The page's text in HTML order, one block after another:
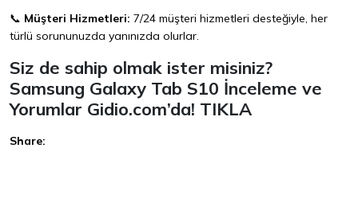
📞 Müşteri Hizmetleri: 7/24 müşteri hizmetleri desteğiyle, her
türlü sorununuzda yanınızda olurlar.
Siz de sahip olmak ister misiniz?
Samsung Galaxy Tab S10 İnceleme ve
Yorumlar Gidio.com’da! TIKLA
Share: